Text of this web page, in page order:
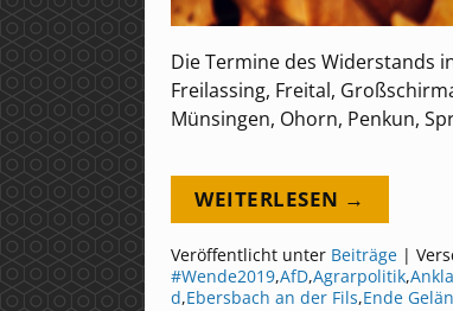
Die Termine des Widerstands
Freilassing, Freital,
Münsingen, Ohorn, Penkun,
WEITERLESEN →
Veröffentlicht unter Beiträge |
#Wende2019,AfD,Agrarpolitik,
d,Ebersbach an der Fils,Ende